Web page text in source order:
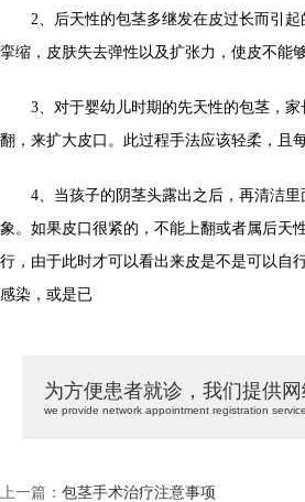
2、后天性的包茎多继发在皮过长而引起
挛缩，皮肤失去弹性以及扩张力，使皮不能
3、对于婴幼儿时期的先天性的包茎，家
翻，来扩大皮口。此过程手法应该轻柔，且
4、当孩子的阴茎头露出之后，再清洁里
象。如果皮口很紧的，不能上翻或者属后天
行，由于此时才可以看出来皮是不是可以自
感染，或是已
为方便患者就诊，我们提供网
we provide network appointment registration service.
上一篇： 包茎手术治疗注意事项